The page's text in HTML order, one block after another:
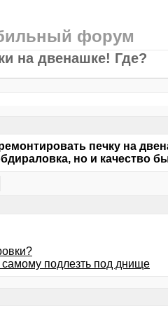
форум
на двенашке! Где?
печку на
но и качество
самому подлезть под днище